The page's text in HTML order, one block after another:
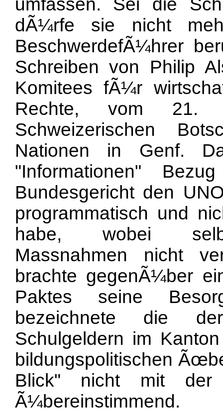
umfassen. Sei die
dÃ¼rfe sie nicht
BeschwerdefÃ¼hrer
Schreiben von Philip
Komitees fÃ¼r
Rechte, vom 21.
Schweizerischen
Nationen in Genf.
"Informationen"
Bundesgericht den
programmatisch und
habe, wobei
Massnahmen nicht
brachte gegenÃ¼ber
Paktes seine
bezeichnete die
Schulgeldern im
bildungspolitischen
Blick" nicht mit der
Ã¼bereinstimmend.